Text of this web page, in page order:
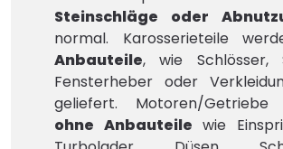
Steinschläge oder
normal. Karosserieteile
Anbauteile, wie Schlösser,
Fensterheber oder
geliefert. Motoren/Getriebe
ohne Anbauteile wie